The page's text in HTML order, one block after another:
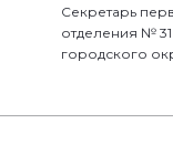
Секретарь
отделения №
городского